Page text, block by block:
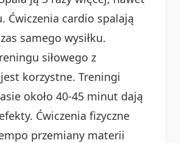
Ćwiczenia cardio spalają
samego wysiłku.
siłowego z
korzystne. Treningi
około 40-45 minut dają
Ćwiczenia fizyczne
przemiany materii